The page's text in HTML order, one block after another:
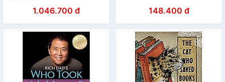
1.046.700 đ 148.400 đ